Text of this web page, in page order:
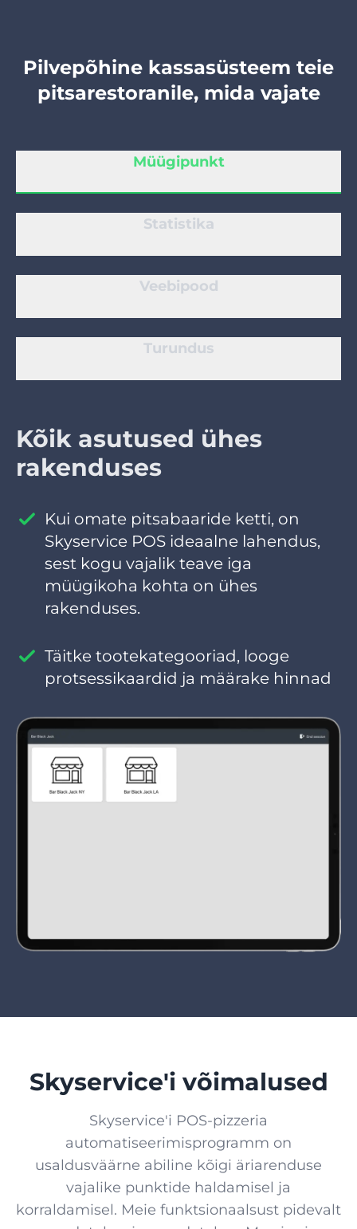
Spaa salong
Ilusalong
Maniküürisalong
Pilvepõhine kassasüsteem teie
pitsarestoranile, mida vajate
Müügipunkt
Statistika
Veebipood
Turundus
Kõik asutused ühes
rakenduses
Kui omate pitsabaaride ketti, on
Skyservice POS ideaalne lahendus,
sest kogu vajalik teave iga
müügikoha kohta on ühes
rakenduses.
Täitke tootekategooriad, looge
protsessikaardid ja määrake hinnad
Skyservice'i võimalused
Skyservice'i POS-pizzeria
automatiseerimisprogramm on
usaldusväärne abiline kõigi äriarenduse
vajalike punktide haldamisel ja
korraldamisel. Meie funktsionaalsust pidevalt